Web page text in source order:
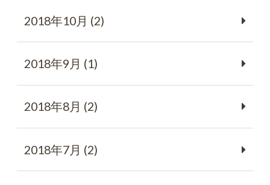
2018年10月 (2)
2018年9月 (1)
2018年8月 (2)
2018年7月 (2)